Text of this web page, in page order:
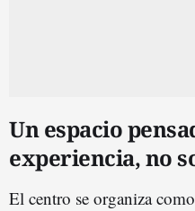
Un espacio
experiencia, no
El centro se organiza